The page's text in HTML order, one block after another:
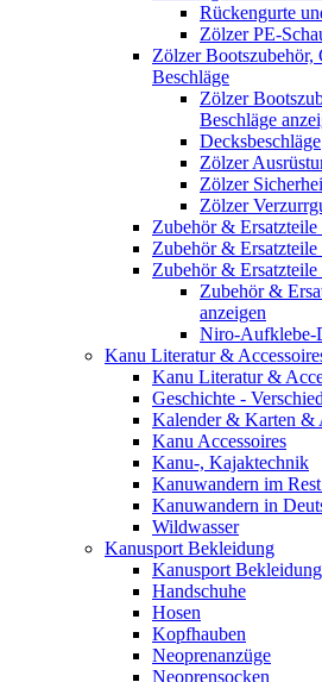
Rückengurte
Zölzer PE-
Zölzer
Beschläge
Zölzer
Beschläge
Decksbeschläge
Zölzer
Zölzer
Zölzer
Zubehör &
Zubehör &
Zubehör &
Zubehör &
anzeigen
Niro-Aufklebe-
Kanu Literatur &
Kanu Literatur &
Geschichte -
Kalender & Karten &
Kanu Accessoires
Kanu-, Kajaktechnik
Kanuwandern im
Kanuwandern in
Wildwasser
Kanusport Bekleidung
Kanusport
Handschuhe
Hosen
Kopfhauben
Neoprenanzüge
Neoprensocken